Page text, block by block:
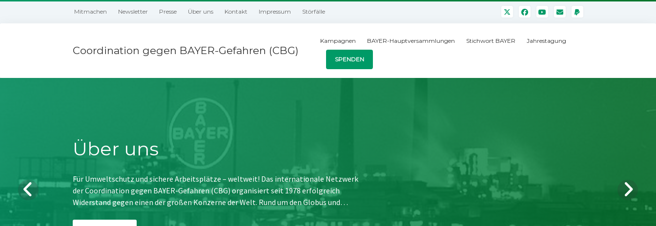
Mitmachen Newsletter Presse Über uns Kontakt Impressum Störfälle
Coordination gegen BAYER-Gefahren (CBG)
Kampagnen BAYER-Hauptversammlungen Stichwort BAYER Jahrestagung
SPENDEN
Über uns
Für Umweltschutz und sichere Arbeitsplätze – weltweit! Das internationale Netzwerk
der Coordination gegen BAYER-Gefahren (CBG) organisiert seit 1978 erfolgreich
Widerstand gegen einen der großen Konzerne der Welt. Rund um den Globus und…